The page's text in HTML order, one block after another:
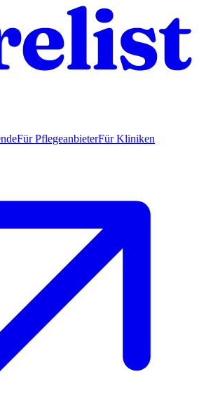
Für PflegeanbieterFür Kliniken